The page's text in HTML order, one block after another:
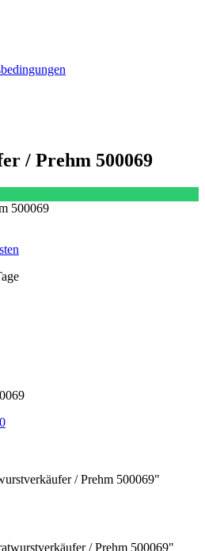
/ Prehm 500069
0
/ Prehm 500069"
/ Prehm 500069"